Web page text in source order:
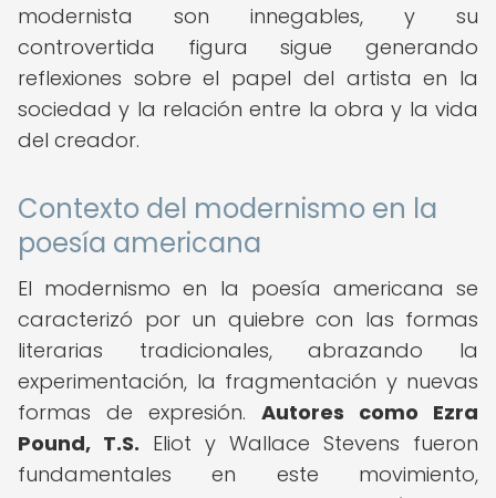
modernista son innegables, y su
controvertida figura sigue generando
reflexiones sobre el papel del artista en la
sociedad y la relación entre la obra y la vida
del creador.
Contexto del modernismo en la
poesía americana
El modernismo en la poesía americana se
caracterizó por un quiebre con las formas
literarias tradicionales, abrazando la
experimentación, la fragmentación y nuevas
formas de expresión. Autores como Ezra
Pound, T.S. Eliot y Wallace Stevens fueron
fundamentales en este movimiento,